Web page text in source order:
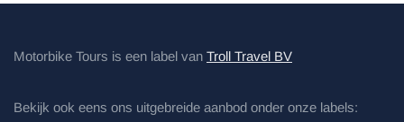
Motorbike Tours is een label van Troll Travel BV
Bekijk ook eens ons uitgebreide aanbod onder onze labels: